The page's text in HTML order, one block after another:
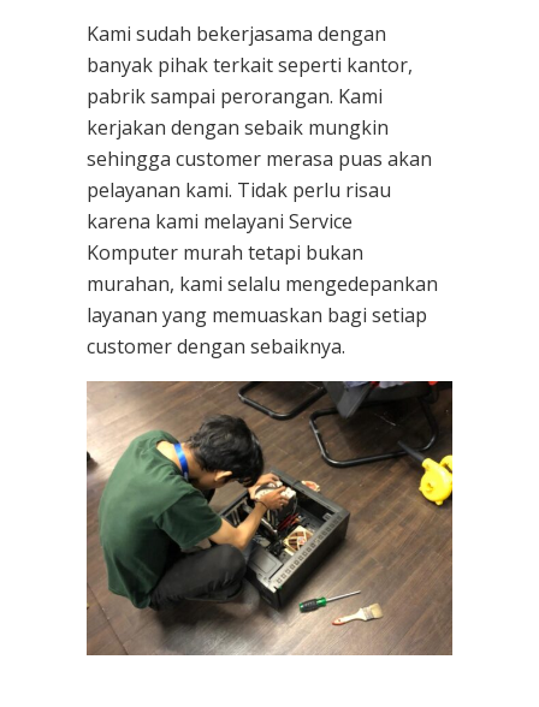
Kami sudah bekerjasama dengan
banyak pihak terkait seperti kantor,
pabrik sampai perorangan. Kami
kerjakan dengan sebaik mungkin
sehingga customer merasa puas akan
pelayanan kami. Tidak perlu risau
karena kami melayani Service
Komputer murah tetapi bukan
murahan, kami selalu mengedepankan
layanan yang memuaskan bagi setiap
customer dengan sebaiknya.